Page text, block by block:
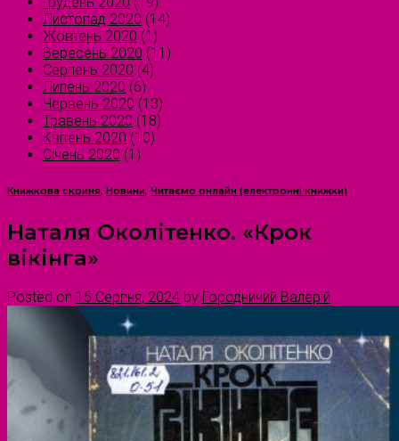
Листопад 2020 (14)
Жовтень 2020 (1)
Вересень 2020 (11)
Серпень 2020 (4)
Липень 2020 (6)
Червень 2020 (13)
Травень 2020 (18)
Квітень 2020 (10)
Січень 2020 (1)
Книжкова скриня, Новини, Читаємо онлайн (електронні книжки)
Наталя Околітенко. «Крок
вікінга»
Posted on 15 Серпня, 2024 by Городничий Валерій